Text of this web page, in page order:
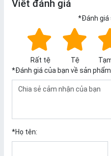
Viết đánh giá
*Đánh giá
Rất tệ Tệ
*Đánh giá của bạn về sản
*Họ tên: